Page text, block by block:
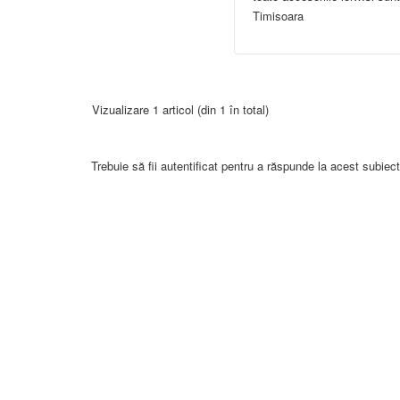
Timisoara
Vizualizare 1 articol (din 1 în total)
Trebuie să fii autentificat pentru a răspunde la acest